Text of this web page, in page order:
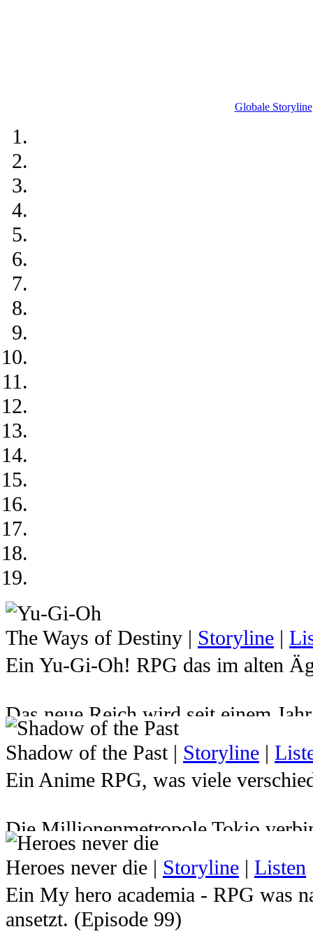
Globale Storyline
The Ways of Destiny | Storyline |
Ein Yu-Gi-Oh! RPG das im alten
Das neue Reich wird seit einem
Atemu den Herrscher über das
hat. Dadurch wurde der junge
Milleniumspuzzles gesperrt und
Jahren von Atemu verabschieden
ewigen Ruhe gerissen um die Welt
braucht er seine Freunde, die ihm
wird er auch einige überraschende
Kommst du nach Ägypten und
Shadow of the Past| Storyline |
Ein Anime RPG, was viele
Die Millionenmetropole Tokio
kurzem vielleicht noch gar nichts
herrschen wie die Gerechtigkeit in
Straßennetzen. Immer in stetem
Diebe, Schüler, Detektive,
Heroes never die | Storyline | Listen
Ein My hero academia - RPG was
ansetzt. (Episode 99)